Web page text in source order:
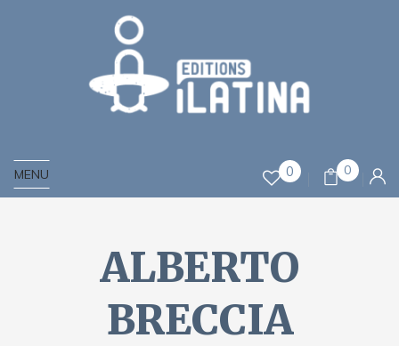
MENU 0 0
ALBERTO
BRECCIA